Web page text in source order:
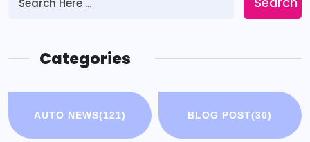
Categories
AUTO NEWS(121) BLOG POST(30)